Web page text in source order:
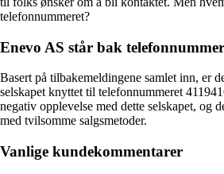
telefonnummeret?
Enevo AS står bak
Basert på tilbakemeldingene samlet inn, er
selskapet knyttet til telefonnummeret
negativ opplevelse med dette selskapet, og
med tvilsomme salgsmetoder.
Vanlige kundekommentarer